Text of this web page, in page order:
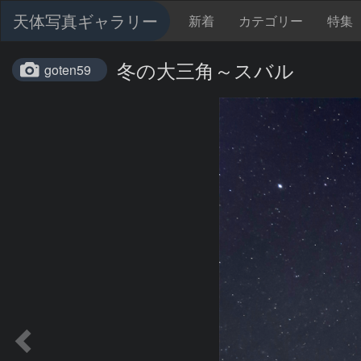
天体写真ギャラリー 新着 カテゴリー 特集
goten59 冬の大三角～スバル